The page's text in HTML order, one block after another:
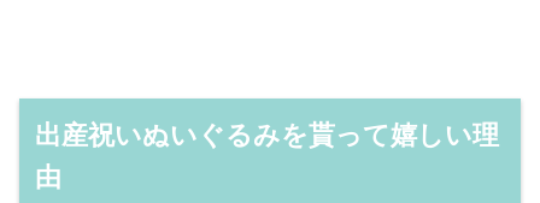
出産祝いぬいぐるみを貰って嬉しい理
由